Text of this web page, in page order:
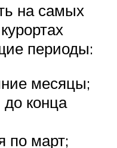
на самых
периоды:
месяцы;
конца
по март;